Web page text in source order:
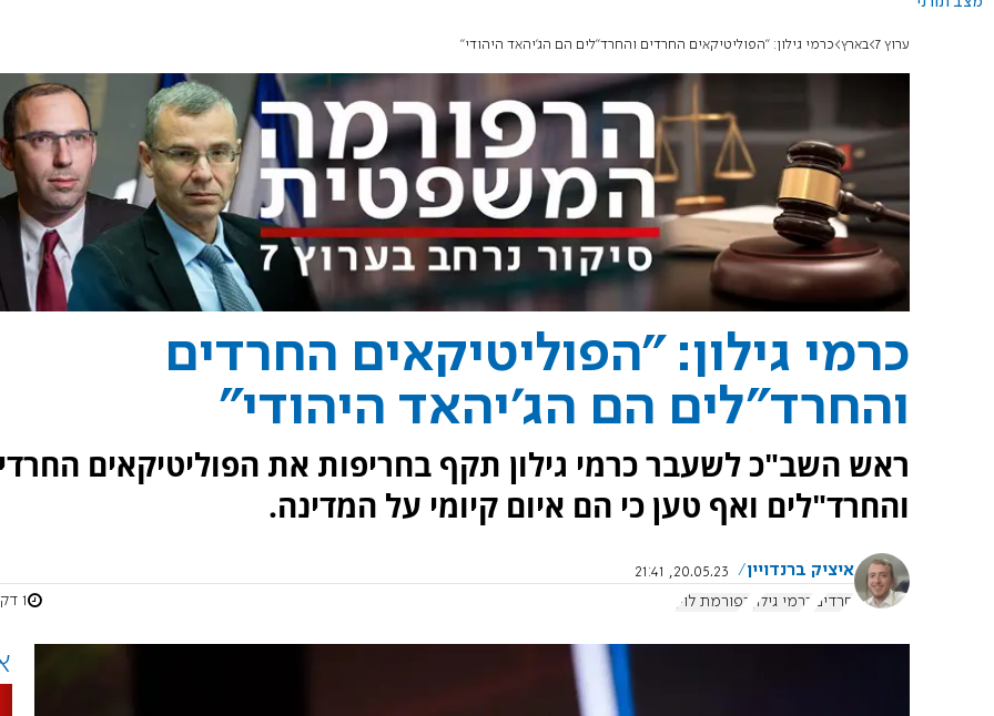
ערוץ 7 בארץ כרמי גילון: "הפוליטיקאים החרדים והחרד"לים הם הג'יהאד היהודי"
כרמי גילון: "הפוליטיקאים החרדים
והחרד"לים הם הג'יהאד היהודי"
ראש השב"כ לשעבר כרמי גילון תקף בחריפות את הפוליטיקאים
והחרד"לים ואף טען כי הם איום קיומי על המדינה.
איציק ברנדויין
20.05.23, 21:41
חרדים כרמי גילון רפורמת לוין 1 דקות